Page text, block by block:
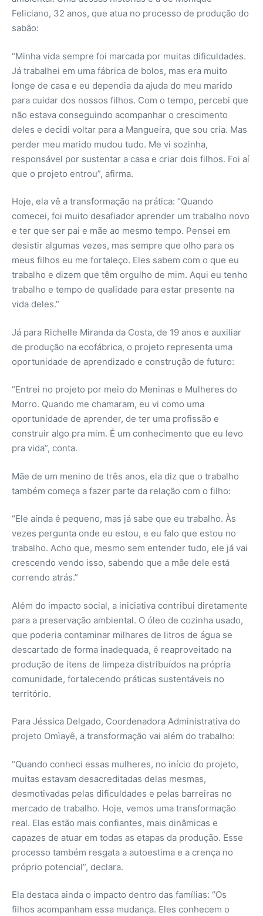
Feliciano, 32 anos, que atua no processo de produção do
sabão:
“Minha vida sempre foi marcada por muitas dificuldades.
Já trabalhei em uma fábrica de bolos, mas era muito
longe de casa e eu dependia da ajuda do meu marido
para cuidar dos nossos filhos. Com o tempo, percebi que
não estava conseguindo acompanhar o crescimento
deles e decidi voltar para a Mangueira, que sou cria. Mas
perder meu marido mudou tudo. Me vi sozinha,
responsável por sustentar a casa e criar dois filhos. Foi aí
que o projeto entrou”, afirma.
Hoje, ela vê a transformação na prática: “Quando
comecei, foi muito desafiador aprender um trabalho novo
e ter que ser pai e mãe ao mesmo tempo. Pensei em
desistir algumas vezes, mas sempre que olho para os
meus filhos eu me fortaleço. Eles sabem com o que eu
trabalho e dizem que têm orgulho de mim. Aqui eu tenho
trabalho e tempo de qualidade para estar presente na
vida deles.”
Já para Richelle Miranda da Costa, de 19 anos e auxiliar
de produção na ecofábrica, o projeto representa uma
oportunidade de aprendizado e construção de futuro:
“Entrei no projeto por meio do Meninas e Mulheres do
Morro. Quando me chamaram, eu vi como uma
oportunidade de aprender, de ter uma profissão e
construir algo pra mim. É um conhecimento que eu levo
pra vida”, conta.
Mãe de um menino de três anos, ela diz que o trabalho
também começa a fazer parte da relação com o filho:
“Ele ainda é pequeno, mas já sabe que eu trabalho. Às
vezes pergunta onde eu estou, e eu falo que estou no
trabalho. Acho que, mesmo sem entender tudo, ele já vai
crescendo vendo isso, sabendo que a mãe dele está
correndo atrás.”
Além do impacto social, a iniciativa contribui diretamente
para a preservação ambiental. O óleo de cozinha usado,
que poderia contaminar milhares de litros de água se
descartado de forma inadequada, é reaproveitado na
produção de itens de limpeza distribuídos na própria
comunidade, fortalecendo práticas sustentáveis no
território.
Para Jéssica Delgado, Coordenadora Administrativa do
projeto Omìayê, a transformação vai além do trabalho:
“Quando conheci essas mulheres, no início do projeto,
muitas estavam desacreditadas delas mesmas,
desmotivadas pelas dificuldades e pelas barreiras no
mercado de trabalho. Hoje, vemos uma transformação
real. Elas estão mais confiantes, mais dinâmicas e
capazes de atuar em todas as etapas da produção. Esse
processo também resgata a autoestima e a crença no
próprio potencial”, declara.
Ela destaca ainda o impacto dentro das famílias: “Os
filhos acompanham essa mudança. Eles conhecem o